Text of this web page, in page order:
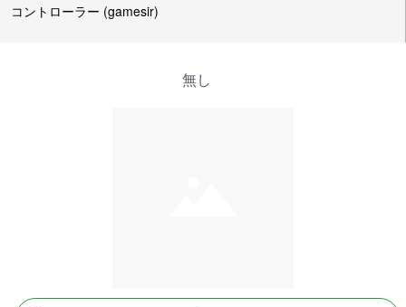
コントローラー (gamesir)
無し